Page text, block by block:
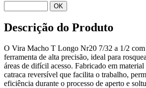
OK
Descrição do Produto
O Vira Macho T Longo Nr20 7/32 a 1/2 com
ferramenta de alta precisão, ideal para
áreas de difícil acesso. Fabricado em material
catraca reversível que facilita o trabalho,
eficiência durante o processo de aperto e